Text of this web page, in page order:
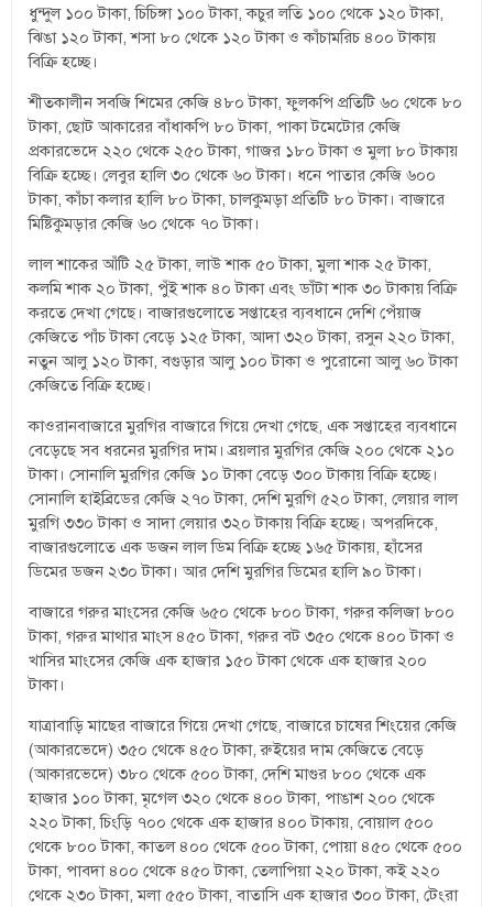
ধুন্দুল ১০০ টাকা, চিচিঙ্গা ১০০ টাকা, কচুর লতি ১০০ থেকে ১২০ টাকা,
ঝিঙা ১২০ টাকা, শসা ৮০ থেকে ১২০ টাকা ও কাঁচামরিচ ৪০০ টাকায়
বিক্রি হচ্ছে।
শীতকালীন সবজি শিমের কেজি ৪৮০ টাকা, ফুলকপি প্রতিটি ৬০ থেকে ৮০
টাকা, ছোট আকারের বাঁধাকপি ৮০ টাকা, পাকা টমেটোর কেজি
প্রকারভেদে ২২০ থেকে ২৫০ টাকা, গাজর ১৮০ টাকা ও মুলা ৮০ টাকায়
বিক্রি হচ্ছে। লেবুর হালি ৩০ থেকে ৬০ টাকা। ধনে পাতার কেজি ৬০০
টাকা, কাঁচা কলার হালি ৮০ টাকা, চালকুমড়া প্রতিটি ৮০ টাকা। বাজারে
মিষ্টিকুমড়ার কেজি ৬০ থেকে ৭০ টাকা।
লাল শাকের আঁটি ২৫ টাকা, লাউ শাক ৫০ টাকা, মুলা শাক ২৫ টাকা,
কলমি শাক ২০ টাকা, পুঁই শাক ৪০ টাকা এবং ডাঁটা শাক ৩০ টাকায় বিক্রি
করতে দেখা গেছে। বাজারগুলোতে সপ্তাহের ব্যবধানে দেশি পেঁয়াজ
কেজিতে পাঁচ টাকা বেড়ে ১২৫ টাকা, আদা ৩২০ টাকা, রসুন ২২০ টাকা,
নতুন আলু ১২০ টাকা, বগুড়ার আলু ১০০ টাকা ও পুরোনো আলু ৬০ টাকা
কেজিতে বিক্রি হচ্ছে।
কাওরানবাজারে মুরগির বাজারে গিয়ে দেখা গেছে, এক সপ্তাহের ব্যবধানে
বেড়েছে সব ধরনের মুরগির দাম। ব্রয়লার মুরগির কেজি ২০০ থেকে ২১০
টাকা। সোনালি মুরগির কেজি ১০ টাকা বেড়ে ৩০০ টাকায় বিক্রি হচ্ছে।
সোনালি হাইব্রিডের কেজি ২৭০ টাকা, দেশি মুরগি ৫২০ টাকা, লেয়ার লাল
মুরগি ৩৩০ টাকা ও সাদা লেয়ার ৩২০ টাকায় বিক্রি হচ্ছে। অপরদিকে,
বাজারগুলোতে এক ডজন লাল ডিম বিক্রি হচ্ছে ১৬৫ টাকায়, হাঁসের
ডিমের ডজন ২৩০ টাকা। আর দেশি মুরগির ডিমের হালি ৯০ টাকা।
বাজারে গরুর মাংসের কেজি ৬৫০ থেকে ৮০০ টাকা, গরুর কলিজা ৮০০
টাকা, গরুর মাথার মাংস ৪৫০ টাকা, গরুর বট ৩৫০ থেকে ৪০০ টাকা ও
খাসির মাংসের কেজি এক হাজার ১৫০ টাকা থেকে এক হাজার ২০০
টাকা।
যাত্রাবাড়ি মাছের বাজারে গিয়ে দেখা গেছে, বাজারে চাষের শিংয়ের কেজি
(আকারভেদে) ৩৫০ থেকে ৪৫০ টাকা, রুইয়ের দাম কেজিতে বেড়ে
(আকারভেদে) ৩৮০ থেকে ৫০০ টাকা, দেশি মাগুর ৮০০ থেকে এক
হাজার ১০০ টাকা, মৃগেল ৩২০ থেকে ৪০০ টাকা, পাঙাশ ২০০ থেকে
২২০ টাকা, চিংড়ি ৭০০ থেকে এক হাজার ৪০০ টাকায়, বোয়াল ৫০০
থেকে ৮০০ টাকা, কাতল ৪০০ থেকে ৫০০ টাকা, পোয়া ৪৫০ থেকে ৫০০
টাকা, পাবদা ৪০০ থেকে ৪৫০ টাকা, তেলাপিয়া ২২০ টাকা, কই ২২০
থেকে ২৩০ টাকা, মলা ৫৫০ টাকা, বাতাসি এক হাজার ৩০০ টাকা, টেংরা